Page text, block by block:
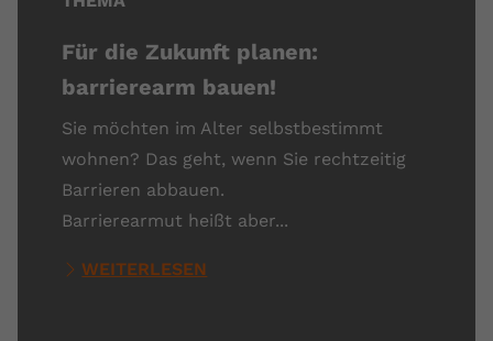
Für die Zukunft planen:
barrierearm bauen!
Sie möchten im Alter selbstbestimmt
wohnen? Das geht, wenn Sie rechtzeitig
Barrieren abbauen.
Barrierearmut heißt aber...
WEITERLESEN